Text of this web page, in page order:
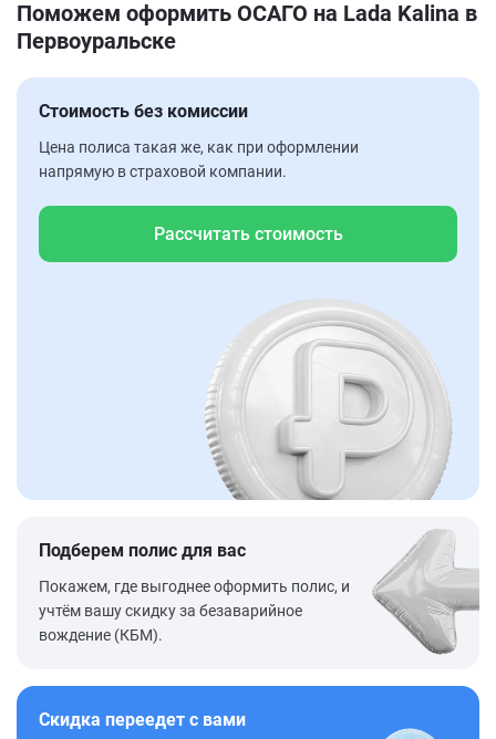
Поможем оформить ОСАГО на Lada Kalina в
Первоуральске
Стоимость без комиссии
Цена полиса такая же, как при оформлении
напрямую в страховой компании.
Рассчитать стоимость
Подберем полис для вас
Покажем, где выгоднее оформить полис, и
учтём вашу скидку за безаварийное
вождение (КБМ).
Скидка переедет с вами